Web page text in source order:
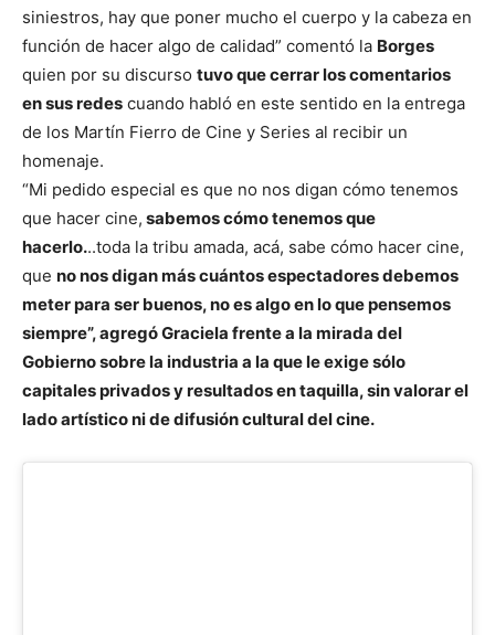
siniestros, hay que poner mucho el cuerpo y la cabeza en
función de hacer algo de calidad” comentó la Borges
quien por su discurso tuvo que cerrar los comentarios
en sus redes cuando habló en este sentido en la entrega
de los Martín Fierro de Cine y Series al recibir un
homenaje.
“Mi pedido especial es que no nos digan cómo tenemos
que hacer cine, sabemos cómo tenemos que
hacerlo...toda la tribu amada, acá, sabe cómo hacer cine,
que no nos digan más cuántos espectadores debemos
meter para ser buenos, no es algo en lo que pensemos
siempre”, agregó Graciela frente a la mirada del
Gobierno sobre la industria a la que le exige sólo
capitales privados y resultados en taquilla, sin valorar el
lado artístico ni de difusión cultural del cine.